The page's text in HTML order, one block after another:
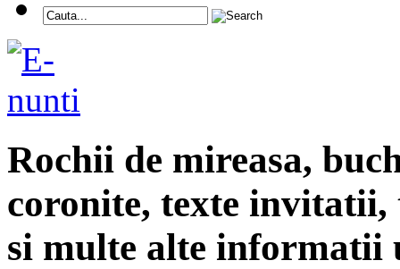
Rochii de mireasa,
coronite, texte
si multe alte informatii